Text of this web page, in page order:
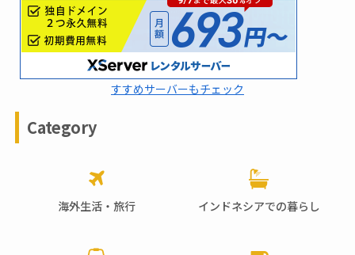
すすめサーバーもチェック
Category
海外生活・旅行 インドネシアでの暮らし